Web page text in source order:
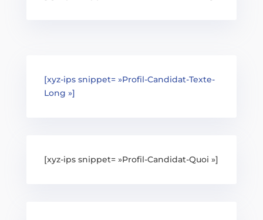
[xyz-ips snippet= »Profil-Candidat-Texte-
Long »]
[xyz-ips snippet= »Profil-Candidat-Quoi »]